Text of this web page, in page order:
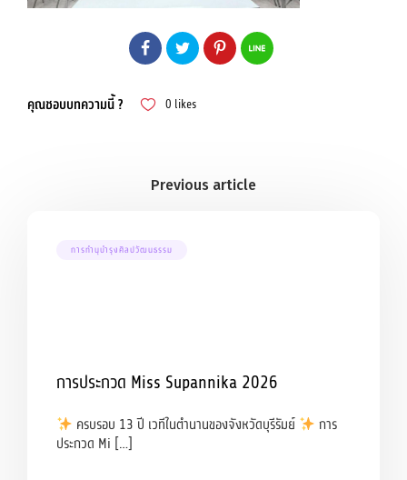
คุณชอบบทความนี้ ? 0 likes
การทำนุบำรุงศิลปวัฒนธรรม
การประกวด Miss Supannika 2026
ครบรอบ 13 ปี เวทีในตำนานของจังหวัดบุรีรัมย์
การ
ประกวด Mi […]